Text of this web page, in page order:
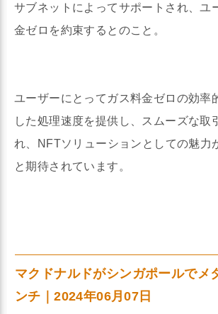
サブネットによってサポートされ、ユ
金ゼロを約束するとのこと。
ユーザーにとってガス料金ゼロの効率
した処理速度を提供し、スムーズな取
れ、NFTソリューションとしての魅力
と期待されています。
マクドナルドがシンガポールでメ
ンチ｜2024年06月07日